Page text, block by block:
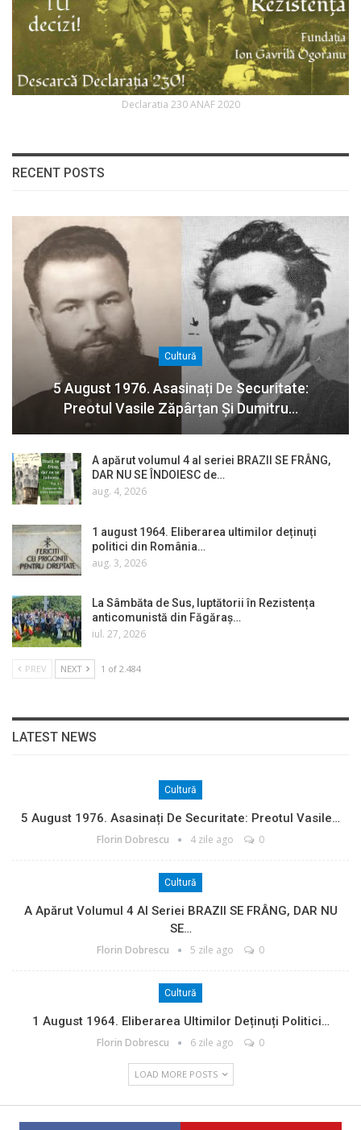
Declaratia 230 ANAF 2020
RECENT POSTS
Cultură
5 August 1976. Asasinați De Securitate:
Preotul Vasile Zăpârțan Și Dumitru…
A apărut volumul 4 al seriei BRAZII SE FRÂNG,
DAR NU SE ÎNDOIESC de…
aug. 4, 2026
1 august 1964. Eliberarea ultimilor deținuți
politici din România…
aug. 3, 2026
La Sâmbăta de Sus, luptătorii în Rezistența
anticomunistă din Făgăraș…
iul. 27, 2026
PREV NEXT 1 of 2.484
LATEST NEWS
Cultură
5 August 1976. Asasinați De Securitate: Preotul Vasile…
Florin Dobrescu 4 zile ago 0
Cultură
A Apărut Volumul 4 Al Seriei BRAZII SE FRÂNG, DAR NU
SE…
Florin Dobrescu 5 zile ago 0
Cultură
1 August 1964. Eliberarea Ultimilor Deținuți Politici…
Florin Dobrescu 6 zile ago 0
LOAD MORE POSTS